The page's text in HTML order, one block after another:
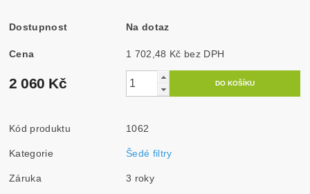
Dostupnost Na dotaz
Cena 1 702,48 Kč bez DPH
2 060 Kč
Kód produktu 1062
Kategorie Šedé filtry
Záruka 3 roky